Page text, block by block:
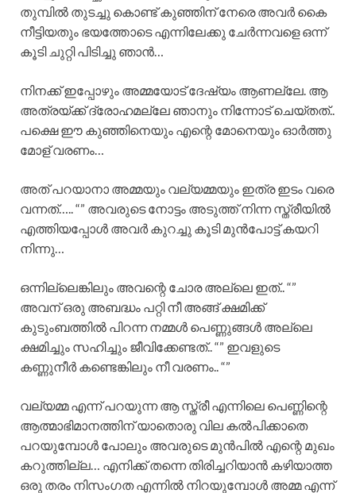
തുമ്പിൽ തുടച്ചു കൊണ്ട് കുഞ്ഞിന് നേരെ അവർ കൈ
നീട്ടിയതും ഭയത്തോടെ എന്നിലേക്കു ചേർന്നവളെ ഒന്ന്
കൂടി ചുറ്റി പിടിച്ചു ഞാൻ…
നിനക്ക് ഇപ്പോഴും അമ്മയോട് ദേഷ്യം ആണല്ലേ. ആ
അത്രയ്ക്ക് ദ്രോഹമല്ലേ ഞാനും നിന്നോട് ചെയ്തത്..
പക്ഷെ ഈ കുഞ്ഞിനെയും എന്റെ മോനെയും ഓർത്തു
മോള് വരണം…
അത് പറയാനാ അമ്മയും വല്യമ്മയും ഇത്ര ഇടം വരെ
വന്നത്….. “” അവരുടെ നോട്ടം അടുത്ത് നിന്ന സ്ത്രീയിൽ
എത്തിയപ്പോൾ അവർ കുറച്ചു കൂടി മുൻപോട്ട് കയറി
നിന്നു…
ഒന്നില്ലെങ്കിലും അവന്റെ ചോര അല്ലെ ഇത്.. “”
അവന് ഒരു അബദ്ധം പറ്റി നീ അങ്ങ് ക്ഷമിക്ക്
കുടുംബത്തിൽ പിറന്ന നമ്മൾ പെണ്ണുങ്ങൾ അല്ലെ
ക്ഷമിച്ചും സഹിച്ചും ജീവിക്കേണ്ടത്.. “” ഇവളുടെ
കണ്ണുനീർ കണ്ടെങ്കിലും നീ വരണം.. “”
വല്യമ്മ എന്ന് പറയുന്ന ആ സ്ത്രീ എന്നിലെ പെണ്ണിന്റെ
ആത്മാഭിമാനത്തിന് യാതൊരു വില കൽപിക്കാതെ
പറയുമ്പോൾ പോലും അവരുടെ മുൻപിൽ എന്റെ മുഖം
കറുത്തില്ല… എനിക്ക് തന്നെ തിരിച്ചറിയാൻ കഴിയാത്ത
ഒരു തരം നിസംഗത എന്നിൽ നിറയുമ്പോൾ അമ്മ എന്ന്